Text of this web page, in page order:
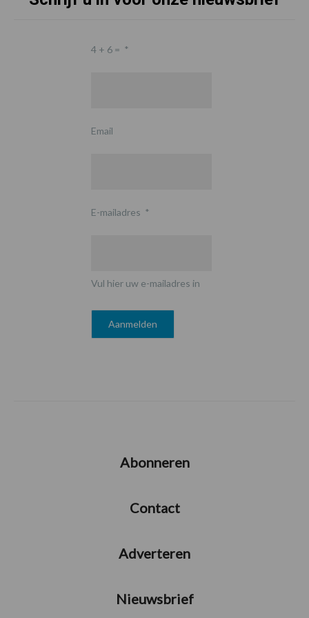
4 + 6 = *
Email
E-mailadres *
Vul hier uw e-mailadres in
Abonneren
Contact
Adverteren
Nieuwsbrief